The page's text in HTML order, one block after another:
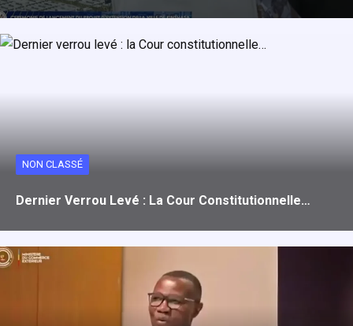
NON CLASSÉ
Dernier Verrou Levé : La Cour Constitutionnelle…